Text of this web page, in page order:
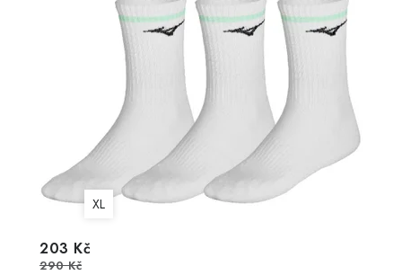
XL
203 Kč
290 Kč